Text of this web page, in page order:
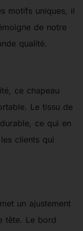
motifs uniques, il
de notre
qualité.
ce chapeau
Le tissu de
ce qui en
clients qui
un ajustement
tête. Le bord